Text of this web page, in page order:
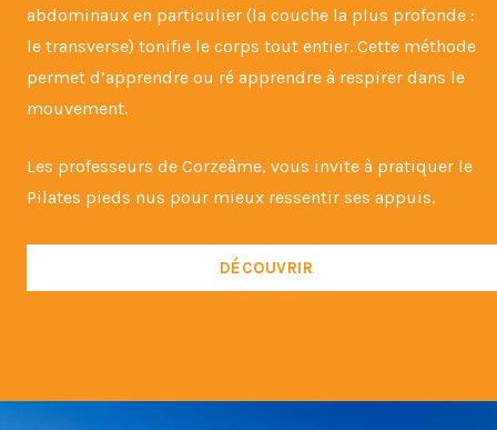
abdominaux en particulier (la couche la plus profonde :
le transverse) tonifie le corps tout entier. Cette méthode
permet d’apprendre ou ré apprendre à respirer dans le
mouvement.
Les professeurs de Corzeâme, vous invite à pratiquer le
Pilates pieds nus pour mieux ressentir ses appuis.
DÉCOUVRIR